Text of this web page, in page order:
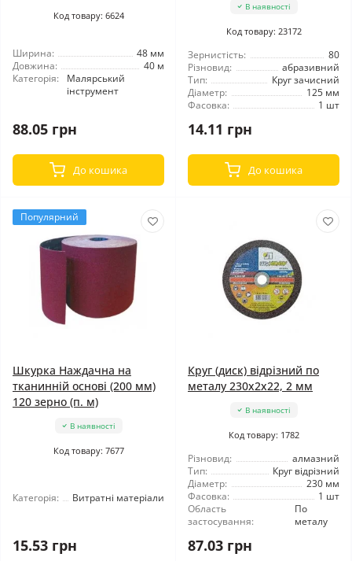
Код товару: 6624
Ширина:
48 мм
Довжина:
40 м
Категорія:
Малярський
інструмент
88.05 грн
До кошика
В наявності
Код товару: 23172
Зернистість:
80
Різновид:
абразивний
Тип:
Круг зачисний
Діаметр:
125 мм
Фасовка:
1 шт
14.11 грн
До кошика
Популярний
Шкурка Наждачна на
тканинній основі (200 мм)
120 зерно (п. м)
В наявності
Код товару: 7677
Категорія: Витратні матеріали
15.53 грн
Круг (диск) відрізний по
металу 230x2x22, 2 мм
В наявності
Код товару: 1782
Різновид:
алмазний
Тип:
Круг відрізний
Діаметр:
230 мм
Фасовка:
1 шт
Область
застосування:
По
металу
87.03 грн